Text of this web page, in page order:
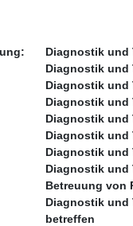
Diagnostik und
Diagnostik und
Diagnostik und
Diagnostik und
Diagnostik und
Diagnostik und
Diagnostik und
Diagnostik und
Betreuung von
Diagnostik und
betreffen